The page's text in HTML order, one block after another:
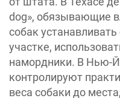
dog»‎, обязывающие
собак
участке,
намордники. В Нью-
контролируют
веса собаки до